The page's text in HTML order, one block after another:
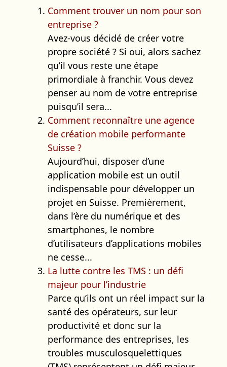
Comment trouver un nom pour son
entreprise ?
Avez-vous décidé de créer votre
propre société ? Si oui, alors sachez
qu’il vous reste une étape
primordiale à franchir. Vous devez
penser au nom de votre entreprise
puisqu’il sera...
Comment reconnaître une agence
de création mobile performante
Suisse ?
Aujourd’hui, disposer d’une
application mobile est un outil
indispensable pour développer un
projet en Suisse. Premièrement,
dans l’ère du numérique et des
smartphones, le nombre
d’utilisateurs d’applications mobiles
ne cesse...
La lutte contre les TMS : un défi
majeur pour l’industrie
Parce qu’ils ont un réel impact sur la
santé des opérateurs, sur leur
productivité et donc sur la
performance des entreprises, les
troubles musculosquelettiques